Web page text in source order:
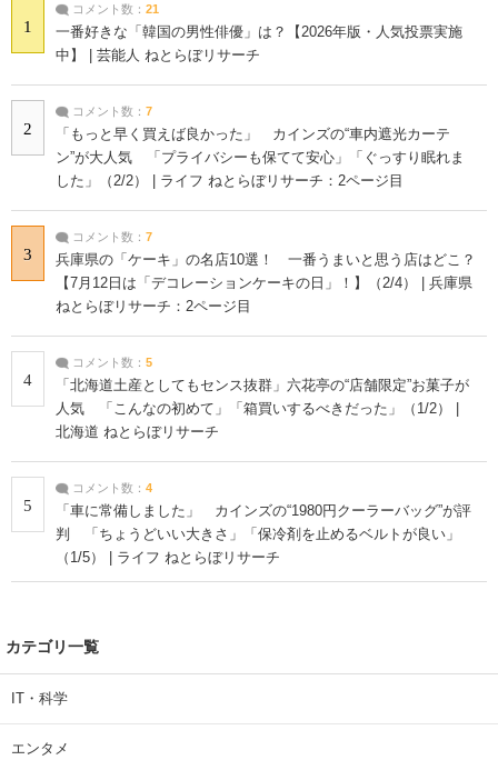
1
コメント数： 21
一番好きな「韓国の男性俳優」は？【2026年版・人気投票実施
中】 | 芸能人 ねとらぼリサーチ
2
コメント数： 7
「もっと早く買えば良かった」 カインズの“車内遮光カーテ
ン”が大人気 「プライバシーも保てて安心」「ぐっすり眠れま
した」（2/2） | ライフ ねとらぼリサーチ：2ページ目
3
コメント数： 7
兵庫県の「ケーキ」の名店10選！ 一番うまいと思う店はどこ？
【7月12日は「デコレーションケーキの日」！】（2/4） | 兵庫県
ねとらぼリサーチ：2ページ目
4
コメント数： 5
「北海道土産としてもセンス抜群」六花亭の“店舗限定”お菓子が
人気 「こんなの初めて」「箱買いするべきだった」（1/2） |
北海道 ねとらぼリサーチ
5
コメント数： 4
「車に常備しました」 カインズの“1980円クーラーバッグ”が評
判 「ちょうどいい大きさ」「保冷剤を止めるベルトが良い」
（1/5） | ライフ ねとらぼリサーチ
カテゴリ一覧
IT・科学
エンタメ